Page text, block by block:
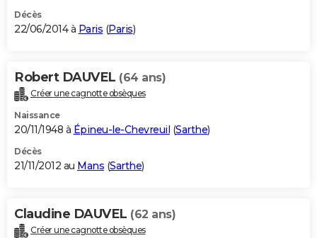
Décès
22/06/2014 à Paris (Paris)
Robert DAUVEL (64 ans)
Créer une cagnotte obsèques
Naissance
20/11/1948 à Épineu-le-Chevreuil (Sarthe)
Décès
21/11/2012 au Mans (Sarthe)
Claudine DAUVEL (62 ans)
Créer une cagnotte obsèques